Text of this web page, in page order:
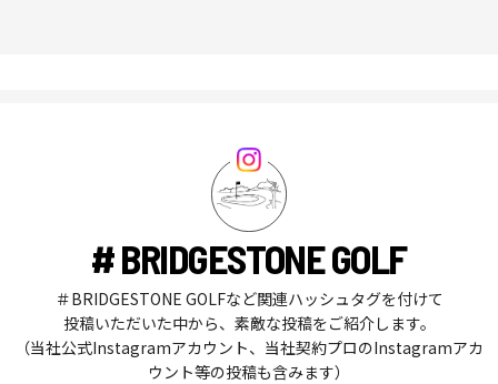
# BRIDGESTONE GOLF
＃BRIDGESTONE GOLFなど関連ハッシュタグを付けて
投稿いただいた中から、素敵な投稿をご紹介します。
（当社公式Instagramアカウント、当社契約プロのInstagramアカ
ウント等の投稿も含みます）